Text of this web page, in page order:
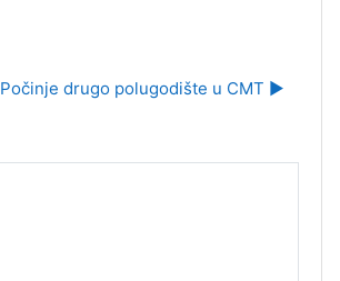
Počinje drugo polugodište u CMT ▶︎